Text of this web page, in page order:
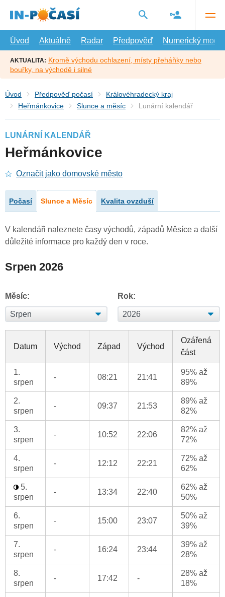
hlavní
Úvod
Aktuálně Radar Předpověď Numerický model
AKTUALITA: Kromě východu ochlazení, místy přeháňky nebo
bouřky, na východě i silné
Úvod Předpověď počasí
Královéhradecký kraj
Heřmánkovice
Slunce a měsíc Lunární kalendář
LUNÁRNÍ KALENDÁŘ
Heřmánkovice
Označit jako domovské město
Počasí Slunce a Měsíc Kvalita ovzduší
V kalendáři naleznete časy východů, západů Měsíce a další
důležité informace pro každý den v roce.
Srpen 2026
Měsíc: Rok:
Datum Východ Západ Východ
Ozářená
část
1.
srpen
- 08:21 21:41
95% až
89%
2.
srpen
- 09:37 21:53
89% až
82%
3.
srpen
- 10:52 22:06
82% až
72%
4.
srpen
- 12:12 22:21
72% až
62%
5.
srpen
- 13:34 22:40
62% až
50%
6.
srpen
- 15:00 23:07
50% až
39%
7.
srpen
- 16:24 23:44
39% až
28%
8.
srpen
- 17:42 -
28% až
18%